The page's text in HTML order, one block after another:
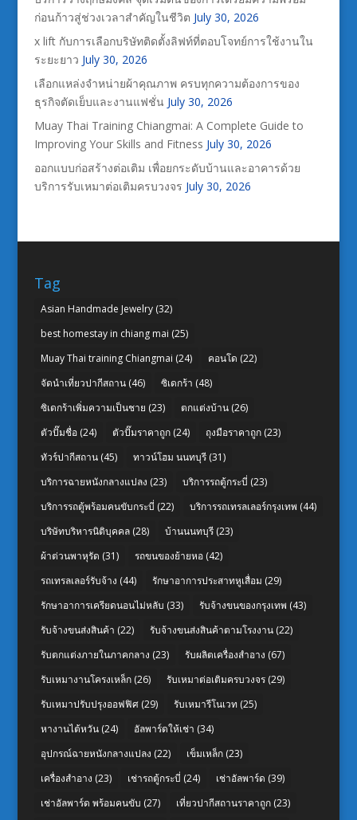
ก่อนก้าวสู่ช่วงเวลาสำคัญในชีวิต July 30, 2026
x lift กับการเลือกบริษัทติดตั้งลิฟท์ที่ตอบโจทย์การใช้งานใน
ระยะยาว July 30, 2026
เลือกแหล่งจำหน่ายผ้าคุณภาพ ครบทุกความต้องการของ
ธุรกิจตัดเย็บและงานแฟชั่น July 30, 2026
Muay Thai Training Chiangmai: A Complete Guide to
Improving Your Skills and Fitness July 30, 2026
ออกแบบก่อสร้างต่อเติม เพื่อยกระดับบ้านและอาคารด้วย
บริการรับเหมาต่อเติมครบวงจร July 30, 2026
Tag
Asian Handmade Jewelry(32)
best homestay in chiang mai (25)
Muay Thai training Chiangmai (24) คอนโด (22)
จัดนำเที่ยวปากีสถาน(46) ซิเดกร้า (48)
ซิเดกร้าเพิ่มความเป็นชาย (23) ตกแต่งบ้าน(26)
ตัวปั๊มชื่อ(24) ตัวปั๊มราคาถูก(24) ถุงมือราคาถูก(23)
ทัวร์ปากีสถาน(45) ทาวน์โฮม นนทบุรี(31)
บริการฉายหนังกลางแปลง (23) บริการรถตู้กระบี่ (23)
บริการรถตู้พร้อมคนขับกระบี่ (22) บริการรถเทรลเลอร์กรุงเทพ (44)
บริษัทบริหารนิติบุคคล(28) บ้านนนทบุรี(23)
ผ้าต่วนพาหุรัด (31) รถขนของย้ายหอ(42)
รถเทรลเลอร์รับจ้าง (44) รักษาอาการประสาทหูเสื่อม (29)
รักษาอาการเครียดนอนไม่หลับ (33) รับจ้างขนของกรุงเทพ (43)
รับจ้างขนส่งสินค้า (22) รับจ้างขนส่งสินค้าตามโรงงาน(22)
รับตกแต่งภายในภาคกลาง (23) รับผลิตเครื่องสำอาง (67)
รับเหมางานโครงเหล็ก(26) รับเหมาต่อเติมครบวงจร(29)
รับเหมาปรับปรุงออฟฟิศ(29) รับเหมารีโนเวท (25)
หางานไต้หวัน(24) อัลพาร์ดให้เช่า (34)
อุปกรณ์ฉายหนังกลางแปลง (22) เข็มเหล็ก(23)
เครื่องสำอาง (23) เช่ารถตู้กระบี่ (24) เช่าอัลพาร์ด (39)
เช่าอัลพาร์ด พร้อมคนขับ (27) เที่ยวปากีสถานราคาถูก(23)